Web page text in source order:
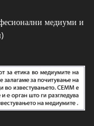
медиуми и